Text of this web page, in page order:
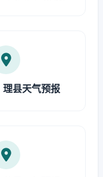
理县天气预报